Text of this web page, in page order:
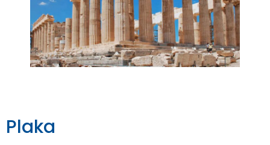
Plaka